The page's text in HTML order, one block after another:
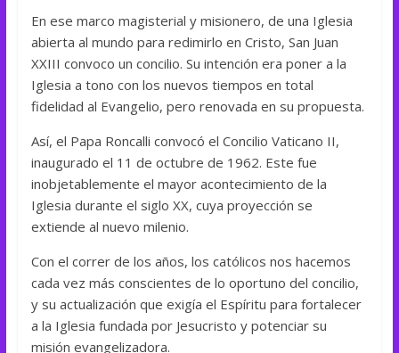
En ese marco magisterial y misionero, de una Iglesia
abierta al mundo para redimirlo en Cristo, San Juan
XXIII convoco un concilio. Su intención era poner a la
Iglesia a tono con los nuevos tiempos en total
fidelidad al Evangelio, pero renovada en su propuesta.
Así, el Papa Roncalli convocó el Concilio Vaticano II,
inaugurado el 11 de octubre de 1962. Este fue
inobjetablemente el mayor acontecimiento de la
Iglesia durante el siglo XX, cuya proyección se
extiende al nuevo milenio.
Con el correr de los años, los católicos nos hacemos
cada vez más conscientes de lo oportuno del concilio,
y su actualización que exigía el Espíritu para fortalecer
a la Iglesia fundada por Jesucristo y potenciar su
misión evangelizadora.